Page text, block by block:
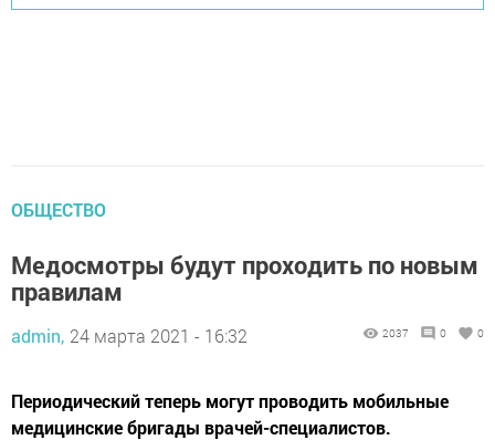
ОБЩЕСТВО
Медосмотры будут проходить по новым
правилам
admin, 24 марта 2021 - 16:32 2037 0 0
Периодический теперь могут проводить мобильные
медицинские бригады врачей-специалистов.